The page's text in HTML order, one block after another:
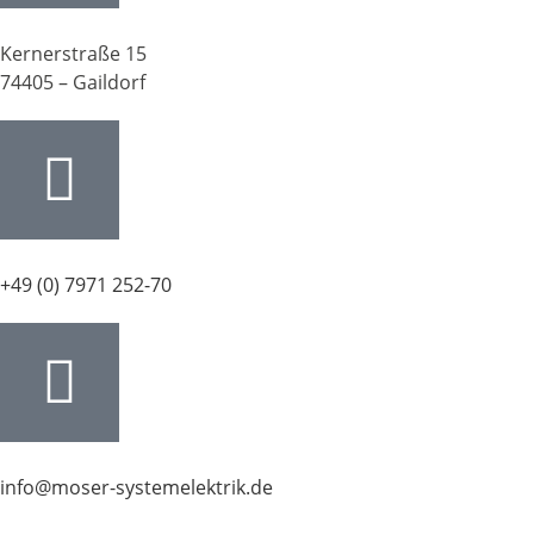
Kernerstraße 15
74405 – Gaildorf
+49 (0) 7971 252-70
info@moser-systemelektrik.de